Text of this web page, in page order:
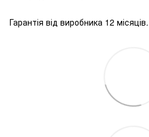
Гарантія від виробника 12 місяців.